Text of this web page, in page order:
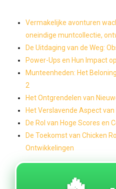
Vermakelijke avonturen
oneindige muntcollectie,
De Uitdaging van de Weg:
Power-Ups en Hun Impact
Munteenheden: Het
2
Het Ontgrendelen van
Het Verslavende Aspect
De Rol van Hoge Scores en
De Toekomst van Chicken
Ontwikkelingen